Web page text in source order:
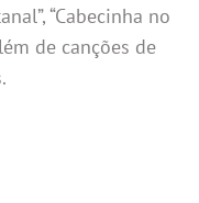
“Cabecinha no
de canções de